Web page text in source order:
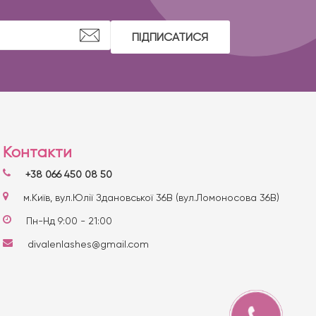
ПІДПИСАТИСЯ
Контакти
+38 066 450 08 50
м.Київ, вул.Юлії Здановської 36В (вул.Ломоносова 36В)
Пн-Нд 9:00 - 21:00
divalenlashes@gmail.com